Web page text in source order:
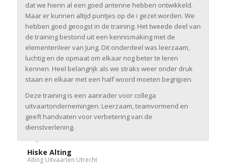
dat we hierin al een goed antenne hebben ontwikkeld.
Maar er kunnen altijd puntjes op de i gezet worden. We
hebben goed geoogst in de training. Het tweede deel van
de training bestond uit een kennismaking met de
elementenleer van Jung. Dit onderdeel was leerzaam,
luchtig en de opmaat om elkaar nog beter te leren
kennen. Heel belangrijk als we straks weer onder druk
staan en elkaar met een half woord moeten begrijpen.
Deze training is een aanrader voor collega
uitvaartondernemingen. Leerzaam, teamvormend en
geeft handvaten voor verbetering van de
dienstverlening.
Hiske Alting
Alting Uitvaarten Utrecht